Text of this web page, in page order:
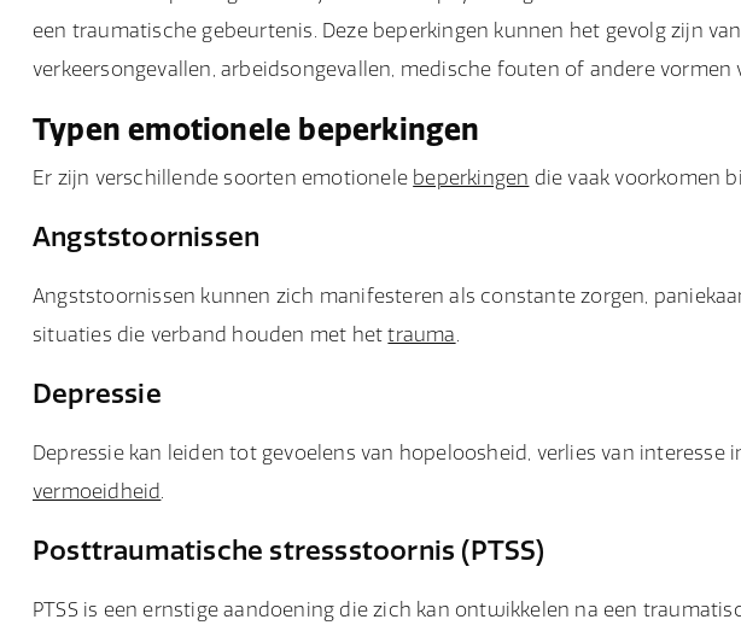
een traumatische gebeurtenis. Deze beperkingen kunnen het gevolg zijn
verkeersongevallen, arbeidsongevallen, medische fouten of andere vormen
Typen emotionele beperkingen
Er zijn verschillende soorten emotionele beperkingen die vaak voorkomen
Angststoornissen
Angststoornissen kunnen zich manifesteren als constante zorgen,
situaties die verband houden met hettrauma.
Depressie
Depressie kan leiden tot gevoelens van hopeloosheid, verlies van interesse
vermoeidheid.
Posttraumatische stressstoornis (PTSS)
PTSS is een ernstige aandoening die zich kan ontwikkelen na een